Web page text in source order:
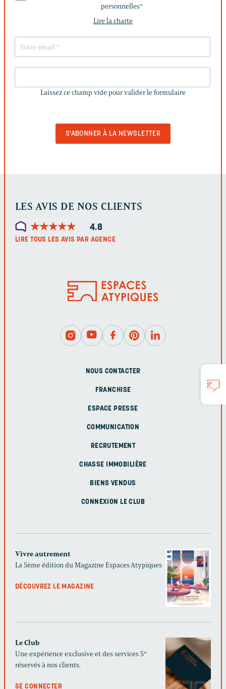
personnelles*
Lire la charte
CHAMP
Laissez ce champ vide pour valider le formulaire
LES AVIS DE NOS CLIENTS
★★★★★
★★★★★ 4.8
LIRE TOUS LES AVIS PAR AGENCE
NOUS CONTACTER
FRANCHISE
ESPACE PRESSE
COMMUNICATION
RECRUTEMENT
CHASSE IMMOBILIÈRE
BIENS VENDUS
CONNEXION LE CLUB
Vivre autrement
La 5ème édition du Magazine Espaces Atypiques
DÉCOUVREZ LE MAGAZINE
Le Club
Une expérience exclusive et des services 5*
réservés à nos clients.
SE CONNECTER